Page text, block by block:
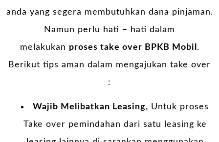
anda yang segera membutuhkan dana pinjaman.
Namun perlu hati – hati dalam
melakukan proses take over BPKB Mobil .
Berikut tips aman dalam mengajukan take over
:
Wajib Melibatkan Leasing, Untuk proses
Take over pemindahan dari satu leasing ke